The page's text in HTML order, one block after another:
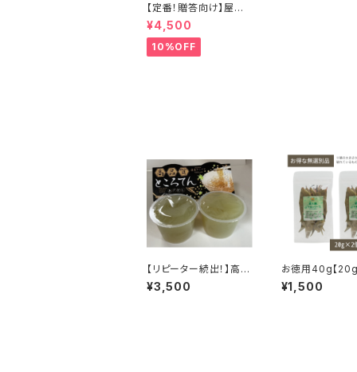
【定番！贈答向け】屋久
膳たんかん果汁（180ml
✕12本）
¥4,500
10%OFF
【リピーター続出！】高・
品・質 ところてん【国
産テングサ100%使用】
¥3,500
お徳用40g【
個】屋久島産シ
ーフ【送料無料】
¥1,500